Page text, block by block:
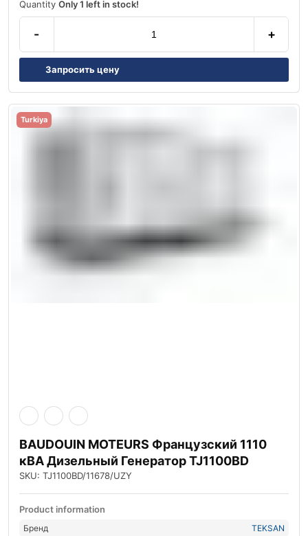
Quantity Only 1 left in stock!
- +
Запросить цену
Turkiya
BAUDOUIN MOTEURS Французский 1110
кВА Дизельный Генератор TJ1100BD
SKU: TJ1100BD/11678/UZY
Product information
Бренд
TEKSAN